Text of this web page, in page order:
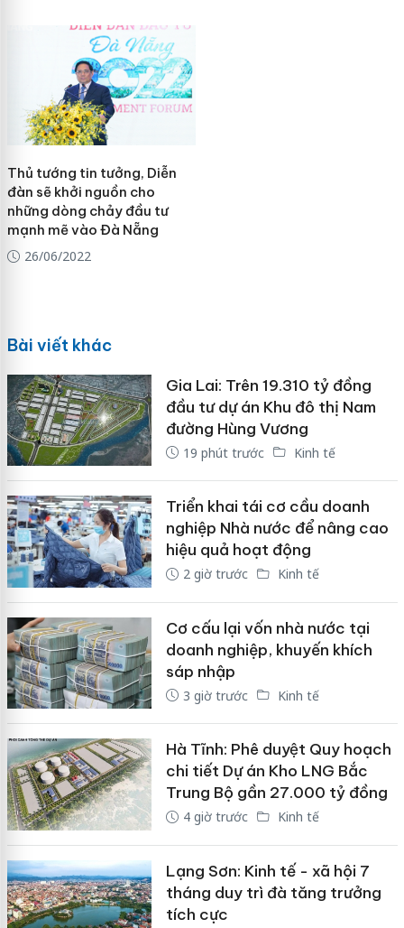
Thủ tướng tin tưởng, Diễn
đàn sẽ khởi nguồn cho
những dòng chảy đầu tư
mạnh mẽ vào Đà Nẵng
26/06/2022
Bài viết khác
Gia Lai: Trên 19.310 tỷ đồng
đầu tư dự án Khu đô thị Nam
đường Hùng Vương
19 phút trước Kinh tế
Triển khai tái cơ cầu doanh
nghiệp Nhà nước để nâng cao
hiệu quả hoạt động
2 giờ trước Kinh tế
Cơ cấu lại vốn nhà nước tại
doanh nghiệp, khuyến khích
sáp nhập
3 giờ trước Kinh tế
Hà Tĩnh: Phê duyệt Quy hoạch
chi tiết Dự án Kho LNG Bắc
Trung Bộ gần 27.000 tỷ đồng
4 giờ trước Kinh tế
Lạng Sơn: Kinh tế - xã hội 7
tháng duy trì đà tăng trưởng
tích cực